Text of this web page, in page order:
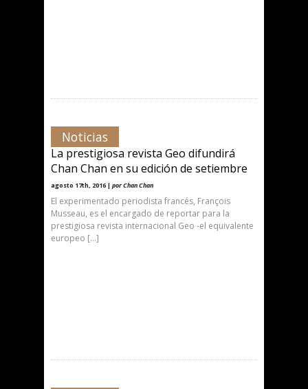
Noticias
La prestigiosa revista Geo difundirá
Chan Chan en su edición de setiembre
agosto 17th, 2016 | por Chan Chan
El experimentado periodista francés, François
Musseau, es el encargado de reportar para la
prestigiosa revista internacional Geo -el equivalente
europeo […]